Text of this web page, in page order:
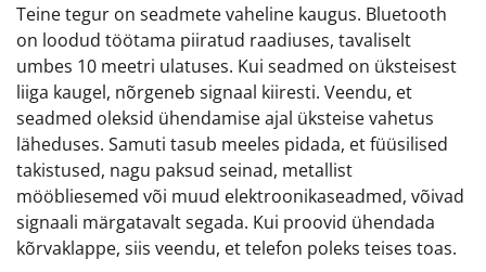
Teine tegur on seadmete vaheline kaugus. Bluetooth
on loodud töötama piiratud raadiuses, tavaliselt
umbes 10 meetri ulatuses. Kui seadmed on üksteisest
liiga kaugel, nõrgeneb signaal kiiresti. Veendu, et
seadmed oleksid ühendamise ajal üksteise vahetus
läheduses. Samuti tasub meeles pidada, et füüsilised
takistused, nagu paksud seinad, metallist
mööbliesemed või muud elektroonikaseadmed, võivad
signaali märgatavalt segada. Kui proovid ühendada
kõrvaklappe, siis veendu, et telefon poleks teises toas.